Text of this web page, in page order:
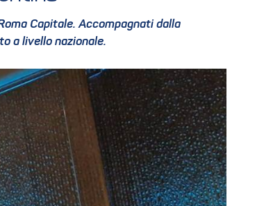
Capitale. Accompagnati dalla
a livello nazionale.